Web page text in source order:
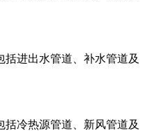
括进出水管道、补水管道及
括冷热源管道、新风管道及